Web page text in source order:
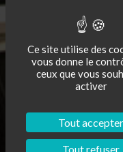
Ce site utilise des
vous donne le
ceux que vous
activer
Tout accepter
Tout refuser